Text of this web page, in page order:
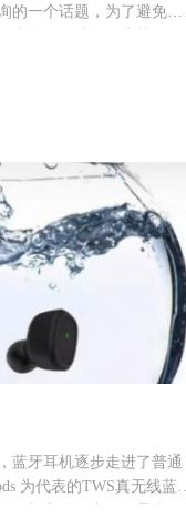
的一个话题，为了避免大
以找到适合自己的二氧化
蓝牙耳机逐步走进了普通
为代表的TWS真无线蓝牙